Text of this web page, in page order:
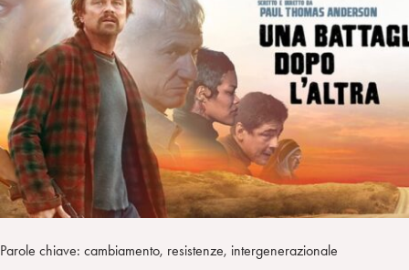
n
t
e
r
r
a
m
Parole chiave: cambiamento, resistenze, intergenerazionale